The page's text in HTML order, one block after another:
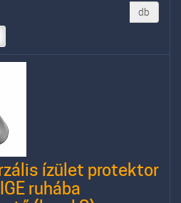
db
ízület protektor
ruhába